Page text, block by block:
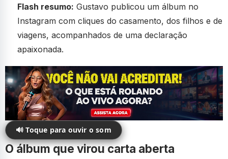
Flash resumo: Gustavo publicou um álbum no
Instagram com cliques do casamento, dos filhos e de
viagens, acompanhados de uma declaração
apaixonada.
🔊 Toque para ouvir o som
O álbum que virou carta aberta